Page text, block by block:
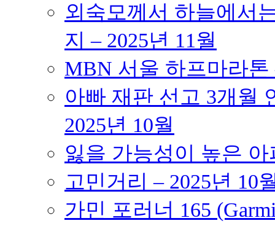
외숙모께서 하늘에서
지 – 2025년 11월
MBN 서울 하프마라톤
아빠 재판 선고 3개월
2025년 10월
잃을 가능성이 높은
고민거리 – 2025년 10
가민 포러너 165